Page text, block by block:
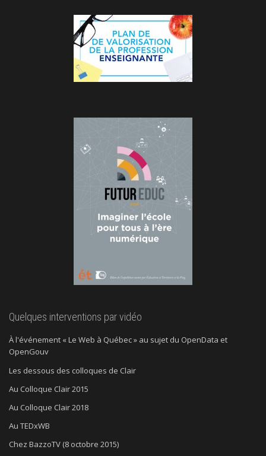
Quelques interventions par vidéo
À l'événement « Le Web à Québec » au sujet du OpenData et
OpenGouv
Les dessous des colloques de Clair
Au Colloque Clair 2015
Au Colloque Clair 2018
Au TEDxWB
Chez BazzoTV (8 octobre 2015)